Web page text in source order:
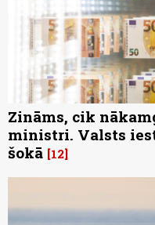
Zināms, cik
ministri. Valsts
šokā 12